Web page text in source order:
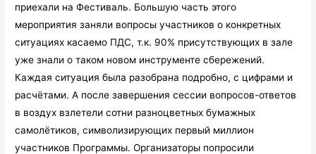
приехали на Фестиваль. Большую часть этого
мероприятия заняли вопросы участников о конкретных
ситуациях касаемо ПДС, т.к. 90% присутствующих в зале
уже знали о таком новом инструменте сбережений.
Каждая ситуация была разобрана подробно, с цифрами и
расчётами. А после завершения сессии вопросов-ответов
в воздух взлетели сотни разноцветных бумажных
самолётиков, символизирующих первый миллион
участников Программы. Организаторы попросили